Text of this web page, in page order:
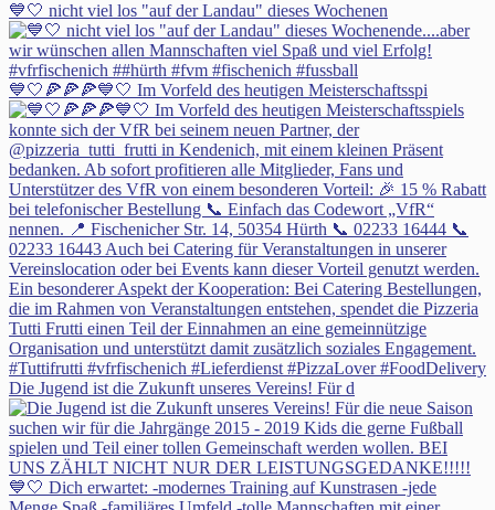
💙🤍 nicht viel los "auf der Landau" dieses Wochenen
💙🤍🍕🍕🍕💙🤍 Im Vorfeld des heutigen Meisterschaftsspi
Die Jugend ist die Zukunft unseres Vereins! Für d